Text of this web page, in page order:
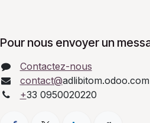
Pour nous envoyer un
Contactez-nous
contact@adlibitom.odoo.com
+33 0950020220